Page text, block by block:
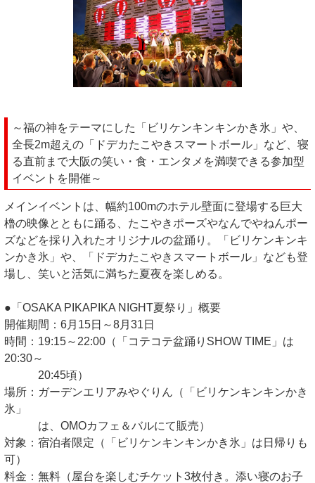
～福の神をテーマにした「ビリケンキンキンかき氷」や、
全長2m超えの「ドデカたこやきスマートボール」など、寝
る直前まで大阪の笑い・食・エンタメを満喫できる参加型
イベントを開催～
メインイベントは、幅約100mのホテル壁面に登場する巨大
櫓の映像とともに踊る、たこやきポーズやなんでやねんポー
ズなどを採り入れたオリジナルの盆踊り。「ビリケンキンキ
ンかき氷」や、「ドデカたこやきスマートボール」なども登
場し、笑いと活気に満ちた夏夜を楽しめる。
●「OSAKA PIKAPIKA NIGHT夏祭り」概要
開催期間：6月15日～8月31日
時間：19:15～22:00（「コテコテ盆踊りSHOW TIME」は
20:30～
20:45頃）
場所：ガーデンエリアみやぐりん（「ビリケンキンキンかき
氷」
は、OMOカフェ＆バルにて販売）
対象：宿泊者限定（「ビリケンキンキンかき氷」は日帰りも
可）
料金：無料（屋台を楽しむチケット3枚付き。添い寝のお子